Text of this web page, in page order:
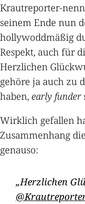
Krautreporter-
seinem Ende nun
hollywoddmäßig
Respekt, auch für
Herzlichen
gehöre ja auch zu
haben,early funder
Wirklich gefallen
Zusammenhang
genauso:
Herzlichen
@Krautreporter